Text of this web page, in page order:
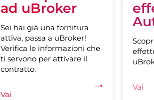
ad uBroker
Sei hai già una fornitura
attiva, passa a uBroker!
Verifica le informazioni che
ti servono per attivare il
contratto.
Vai
Vai